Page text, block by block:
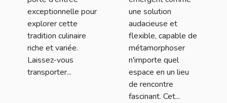
exceptionnelle pour
explorer cette
tradition culinaire
riche et variée.
Laissez-vous
transporter...
une solution
audacieuse et
flexible, capable de
métamorphoser
n'importe quel
espace en un lieu
de rencontre
fascinant. Cet...